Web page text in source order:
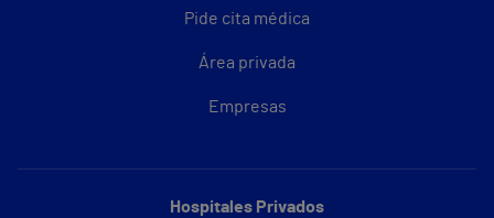
Pide cita médica
Área privada
Empresas
Hospitales Privados